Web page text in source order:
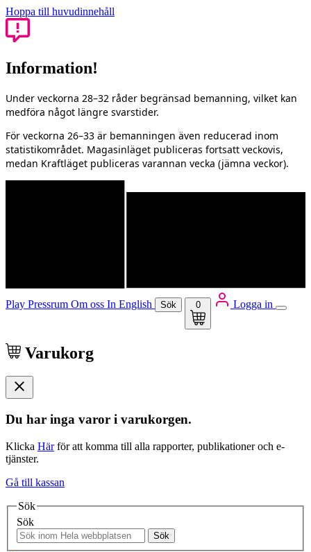
Hoppa till huvudinnehåll
Information!
Under veckorna 28–32 råder begränsad bemanning, vilket kan
medföra något längre svarstider.
För veckorna 26–33 är bemanningen även reducerad inom
statistikområdet. Magasinläget publiceras fortsatt veckovis,
medan Kraftläget publiceras varannan vecka (jämna veckor).
Play Pressrum Om oss In English Sök 0 Logga in
Varukorg
Du har inga varor i varukorgen.
Klicka Härför att komma till alla rapporter, publikationer och e-
tjänster.
Gå till kassan
Sök
Sök
Sök